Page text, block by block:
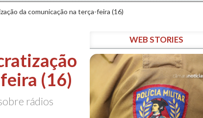
da comunicação na terça-feira (16)
(16)
rádios
WEB STORIES